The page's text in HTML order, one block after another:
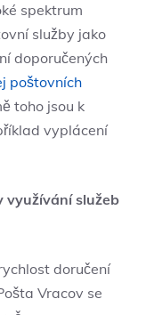
spektrum
služby jako
doporučených
poštovních
toho jsou k
vyplácení
využívání služeb
doručení
Vracov se